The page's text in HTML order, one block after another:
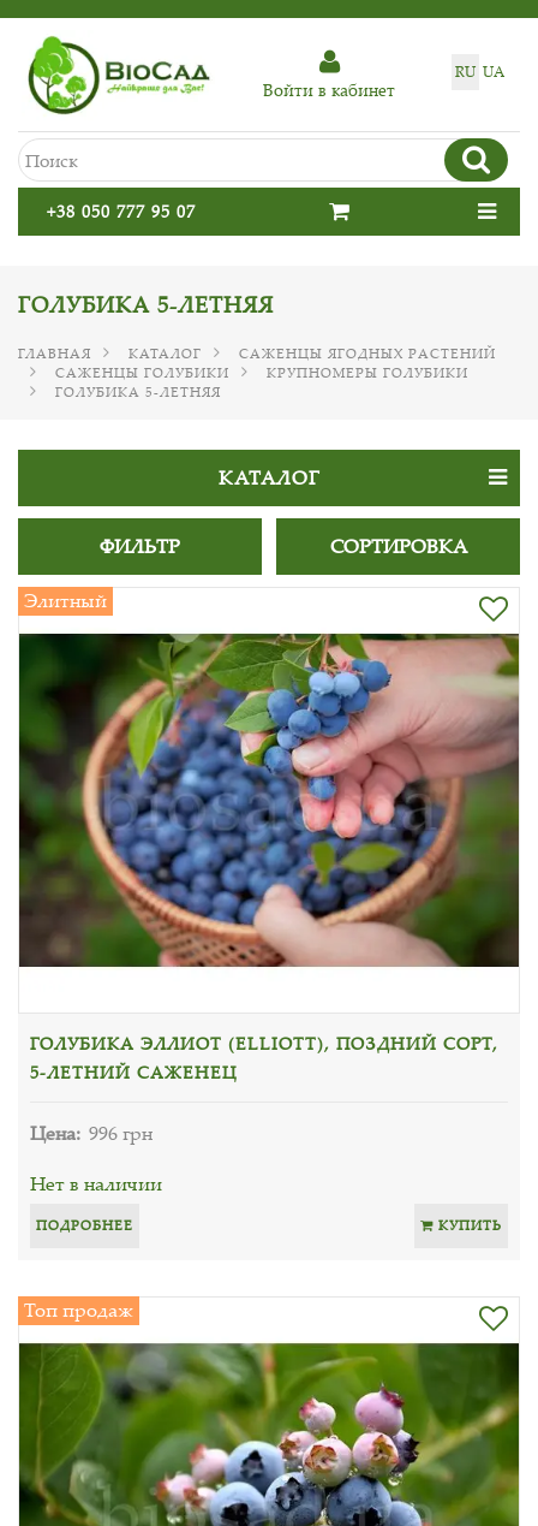
RU UA
Войти в кабинет
+38 050 777 95 07
ГОЛУБИКА 5-ЛЕТНЯЯ
ГЛАВНАЯ КАТАЛОГ
САЖЕНЦЫ ЯГОДНЫХ РАСТЕНИЙ
САЖЕНЦЫ ГОЛУБИКИ
КРУПНОМЕРЫ ГОЛУБИКИ
ГОЛУБИКА 5-ЛЕТНЯЯ
КАТАЛОГ
ФИЛЬТР СОРТИРОВКА
Элитный
ГОЛУБИКА ЭЛЛИОТ (ELLIOTT), ПОЗДНИЙ СОРТ,
5-ЛЕТНИЙ САЖЕНЕЦ
Цена: 996 грн
Нет в наличии
ПОДРОБНЕЕ КУПИТЬ
Топ продаж